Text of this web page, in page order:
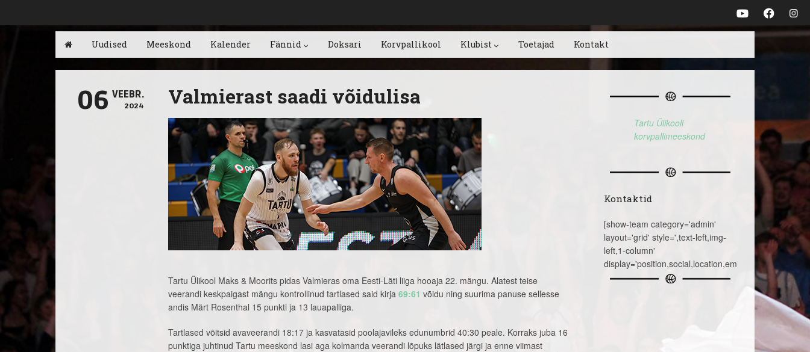
Uudised Meeskond Kalender Fännid Doksari Korvpallikool Klubist Toetajad Kontakt
06 VEEBR.
2024 Valmierast saadi võidulisa
Tartu Ülikool Maks & Moorits pidas Valmieras oma Eesti-Läti liiga hooaja 22. mängu. Alatest teise
veerandi keskpaigast mängu kontrollinud tartlased said kirja 69:61 võidu ning suurima panuse sellesse
andis Märt Rosenthal 15 punkti ja 13 lauapalliga.
Tartlased võitsid avaveerandi 18:17 ja kasvatasid poolajavileks edunumbrid 40:30 peale. Korraks juba 16
punktiga juhtinud Tartu meeskond lasi aga kolmanda veerandi lõpuks lätlased järgi ja enne viimast
Tartu Ülikooli
korvpallimeeskond
Kontaktid
[show-team category='admin'
layout='grid' style=',text-left,img-
left,1-column'